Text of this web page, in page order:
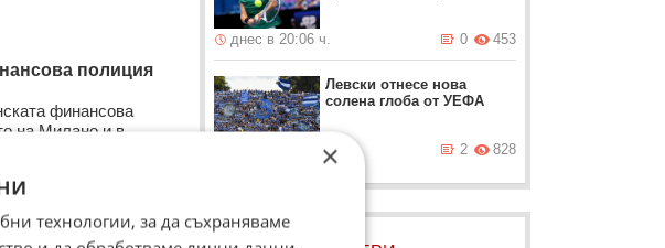
полиция
финансова
на Милано и в
днес в 20:06 ч. 453
0
Левски отнесе нова
солена глоба от УЕФА
днес в 19:37 ч. 828
2
×
технологии, за да съхраняваме